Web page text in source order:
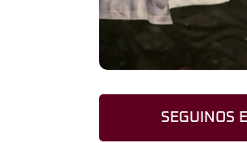
SEGUINOS